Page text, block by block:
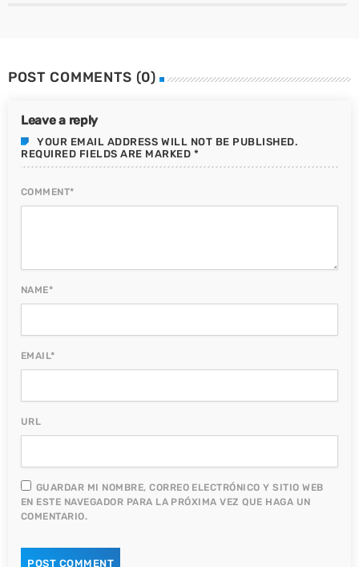
POST COMMENTS (0)
Leave a reply
YOUR EMAIL ADDRESS WILL NOT BE PUBLISHED.
REQUIRED FIELDS ARE MARKED *
COMMENT*
NAME*
EMAIL*
URL
GUARDAR MI NOMBRE, CORREO ELECTRÓNICO Y SITIO WEB
EN ESTE NAVEGADOR PARA LA PRÓXIMA VEZ QUE HAGA UN
COMENTARIO.